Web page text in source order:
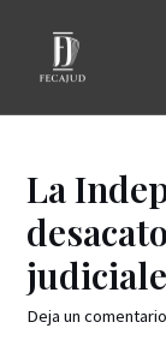
La
Deja un comentario